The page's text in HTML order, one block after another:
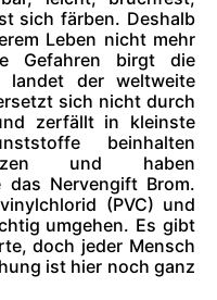
sich färben. Deshalb
Leben nicht mehr
Gefahren birgt die
landet der weltweite
sich nicht durch
zerfällt in kleinste
beinhalten
und haben
das Nervengift Brom.
(PVC) und
umgehen. Es gibt
doch jeder Mensch
ist hier noch ganz